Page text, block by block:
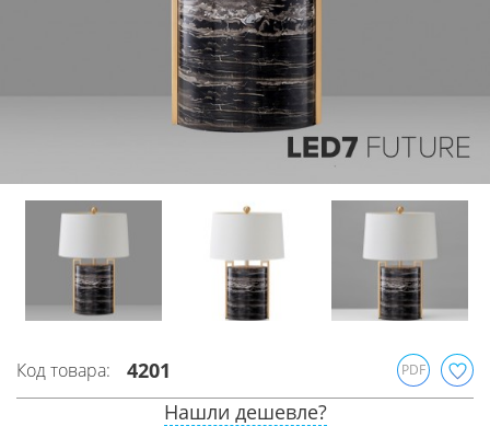
Код товара: 4201 PDF
Нашли дешевле?